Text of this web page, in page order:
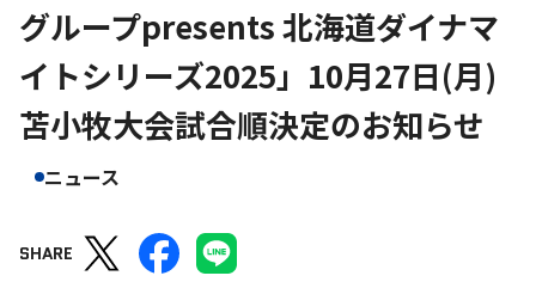
グループpresents 北海道ダイナマ
イトシリーズ2025」10月27日(月)
苫小牧大会試合順決定のお知らせ
ニュース
SHARE